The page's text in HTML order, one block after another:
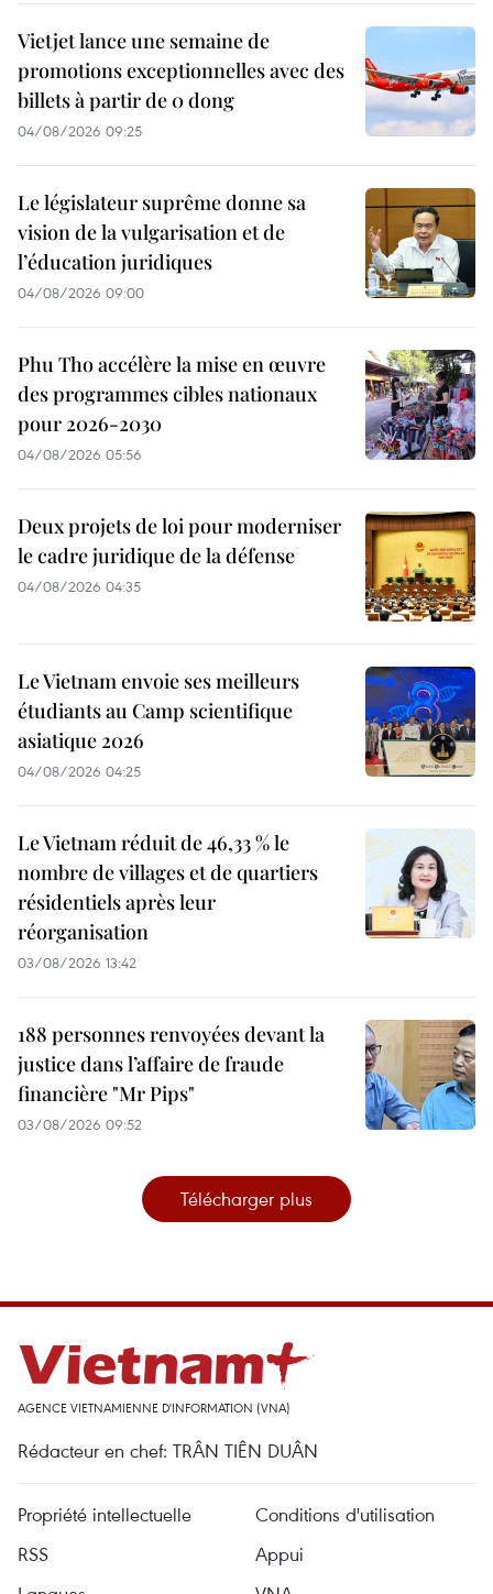
Vietjet lance une semaine de
promotions exceptionnelles avec des
billets à partir de 0 dong
04/08/2026 09:25
Le législateur suprême donne sa
vision de la vulgarisation et de
l’éducation juridiques
04/08/2026 09:00
Phu Tho accélère la mise en œuvre
des programmes cibles nationaux
pour 2026-2030
04/08/2026 05:56
Deux projets de loi pour moderniser
le cadre juridique de la défense
04/08/2026 04:35
Le Vietnam envoie ses meilleurs
étudiants au Camp scientifique
asiatique 2026
04/08/2026 04:25
Le Vietnam réduit de 46,33 % le
nombre de villages et de quartiers
résidentiels après leur
réorganisation
03/08/2026 13:42
188 personnes renvoyées devant la
justice dans l’affaire de fraude
financière "Mr Pips"
03/08/2026 09:52
Télécharger plus
AGENCE VIETNAMIENNE D'INFORMATION (VNA)
Rédacteur en chef: TRÂN TIÊN DUÂN
Propriété intellectuelle
Conditions d'utilisation
RSS
Appui